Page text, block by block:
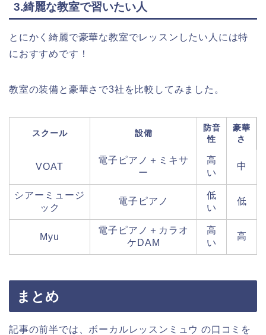
3.綺麗な教室で習いたい人
とにかく綺麗で豪華な教室でレッスンしたい人には特
におすすめです！
教室の装備と豪華さで3社を比較してみました。
スクール 設備
防音
性
豪華
さ
VOAT
電子ピアノ＋ミキサ
ー
高
い
中
シアーミュージ
ック
電子ピアノ
低
い
低
Myu
電子ピアノ＋カラオ
ケDAM
高
い
高
まとめ
記事の前半では、ボーカルレッスンミュウ の口コミを